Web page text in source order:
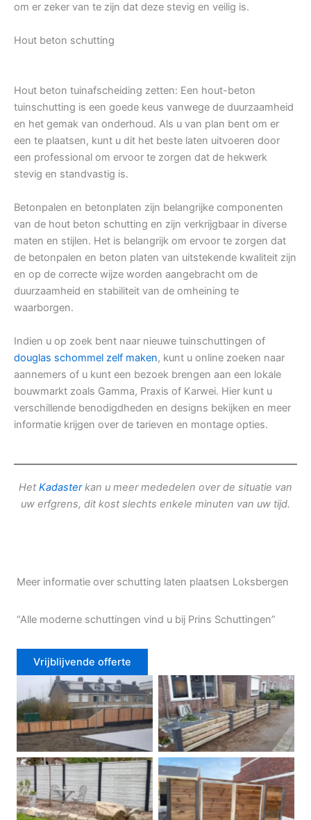
om er zeker van te zijn dat deze stevig en veilig is.
Hout beton schutting
Hout beton tuinafscheiding zetten: Een hout-beton
tuinschutting is een goede keus vanwege de duurzaamheid
en het gemak van onderhoud. Als u van plan bent om er
een te plaatsen, kunt u dit het beste laten uitvoeren door
een professional om ervoor te zorgen dat de hekwerk
stevig en standvastig is.
Betonpalen en betonplaten zijn belangrijke componenten
van de hout beton schutting en zijn verkrijgbaar in diverse
maten en stijlen. Het is belangrijk om ervoor te zorgen dat
de betonpalen en beton platen van uitstekende kwaliteit zijn
en op de correcte wijze worden aangebracht om de
duurzaamheid en stabiliteit van de omheining te
waarborgen.
Indien u op zoek bent naar nieuwe tuinschuttingen of
douglas schommel zelf maken, kunt u online zoeken naar
aannemers of u kunt een bezoek brengen aan een lokale
bouwmarkt zoals Gamma, Praxis of Karwei. Hier kunt u
verschillende benodigdheden en designs bekijken en meer
informatie krijgen over de tarieven en montage opties.
Het Kadasterkan u meer mededelen over de situatie van
uw erfgrens, dit kost slechts enkele minuten van uw tijd.
Meer informatie over schutting laten plaatsen Loksbergen
“Alle moderne schuttingen vind u bij Prins Schuttingen”
Vrijblijvende offerte
Douglas schutting Tuinhek voortuin
Betonschutting
Dubbele poort